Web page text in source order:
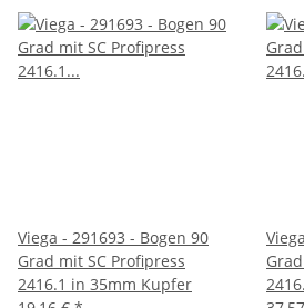
Viega - 291693 - Bogen 90
Grad mit SC Profipress
2416.1 in 35mm Kupfer